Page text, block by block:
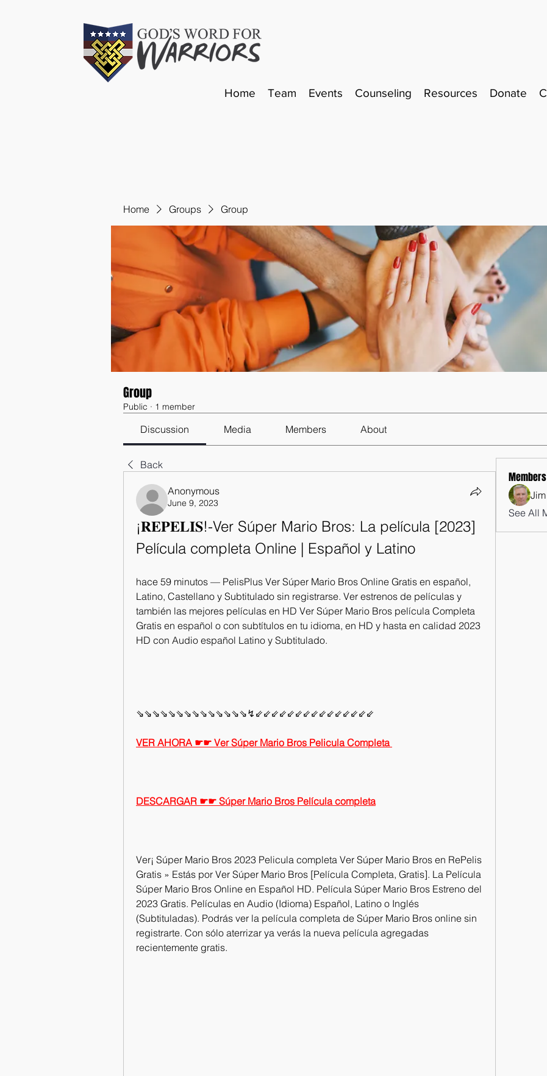
Home Team Events Counseling Resources Donate
Home Groups Group
Group
Public · 1 member
Discussion Media Members About
Back
Anonymous
June 9, 2023
¡𝐑𝐄𝐏𝐄𝐋𝐈𝐒!-Ver Súper Mario Bros: La película [2023]
Película completa Online | Español y Latino
hace 59 minutos — PelisPlus Ver Súper Mario Bros Online Gratis en español,
Latino, Castellano y Subtitulado sin registrarse. Ver estrenos de películas y
también las mejores películas en HD Ver Súper Mario Bros película Completa
Gratis en español o con subtítulos en tu idioma, en HD y hasta en calidad 2023
HD con Audio español Latino y Subtitulado.
⇘⇘⇘⇘⇘⇘⇘⇘⇘⇘⇘⇘⇘⇘↯⇙⇙⇙⇙⇙⇙⇙⇙⇙⇙⇙⇙⇙⇙⇙
VER AHORA ☛☛ Ver Súper Mario Bros Pelicula Completa
DESCARGAR ☛☛ Súper Mario Bros Película completa
Ver¡ Súper Mario Bros 2023 Pelicula completa Ver Súper Mario Bros en RePelis
Gratis » Estás por Ver Súper Mario Bros [Película Completa, Gratis]. La Película
Súper Mario Bros Online en Español HD. Película Súper Mario Bros Estreno del
2023 Gratis. Películas en Audio (Idioma) Español, Latino o Inglés
(Subtituladas). Podrás ver la película completa de Súper Mario Bros online sin
registrarte. Con sólo aterrizar ya verás la nueva película agregadas
recientemente gratis.
Members
See All